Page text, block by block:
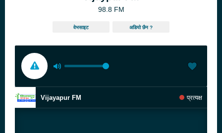
98.8 FM
वेभसाइट अडियो छैन ?
Vijayapur FM प्रत्यक्ष